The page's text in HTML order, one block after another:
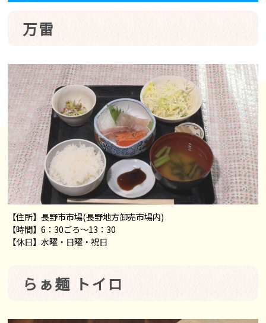
万雷
【住所】長野市市場(長野地方卸売市場内)
【時間】6：30ごろ～13：30
【休日】水曜・日曜・祝日
らぁ麺 トイロ